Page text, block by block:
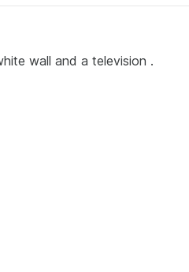
wall and a television .